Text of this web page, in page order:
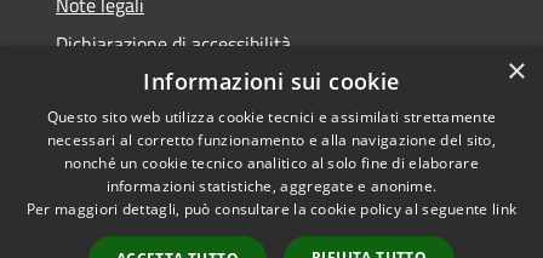
Dichiarazione di accessibilità
Accessibilità
Privacy
Copyright © 2026 • Città di
Pompei • Powered by
Municipium
Accesso
×
Informazioni sui cookie
Questo sito web utilizza cookie tecnici e assimilati strettamente
necessari al corretto funzionamento e alla navigazione del sito,
nonché un cookie tecnico analitico al solo fine di elaborare
informazioni statistiche, aggregate e anonime.
Per maggiori dettagli, può consultare la cookie policy al seguente link